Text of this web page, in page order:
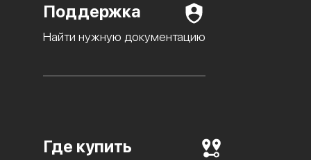
Поддержка
Найти нужную документацию
Где купить